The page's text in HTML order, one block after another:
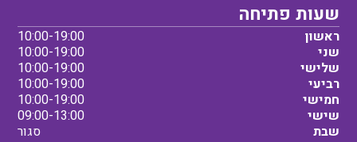
שעות פתיחה
ראשון
10:00-19:00
שני
10:00-19:00
שלישי
10:00-19:00
רביעי
10:00-19:00
חמישי
10:00-19:00
שישי
09:00-13:00
שבת
סגור